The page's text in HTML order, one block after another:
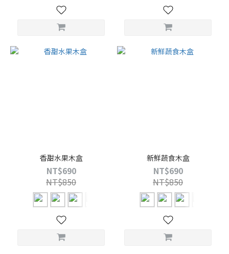
香甜水果木盒
NT$690
NT$850
新鮮蔬食木盒
NT$690
NT$850